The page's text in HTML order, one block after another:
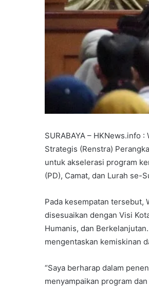
SURABAYA – HKNews.info
Strategis (Renstra)
untuk akselerasi program
(PD), Camat, dan Lurah se-
Pada kesempatan tersebut,
disesuaikan dengan Visi
Humanis, dan
mengentaskan kemiskinan
“Saya berharap dalam
menyampaikan program